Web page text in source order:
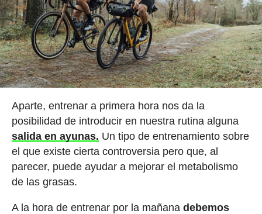
Aparte, entrenar a primera hora nos da la
posibilidad de introducir en nuestra rutina alguna
salida en ayunas. Un tipo de entrenamiento sobre
el que existe cierta controversia pero que, al
parecer, puede ayudar a mejorar el metabolismo
de las grasas.
A la hora de entrenar por la mañana debemos